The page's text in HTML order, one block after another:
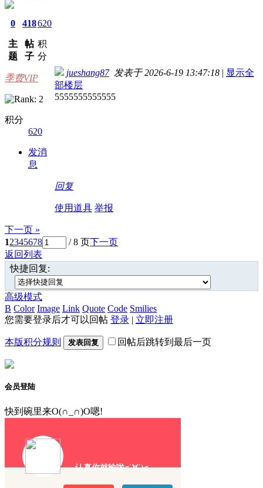
0
主
题
418
帖
子
620
积
分
季费VIP
积分
620
发消
息
jueshang87发表于 2026-6-19 13:47:18 | 显示全
部楼层
5555555555555
回复
使用道具 举报
下一页 »
12345678 / 8 页下一页
返回列表
快捷回复:
高级模式
B Color Image Link Quote Code Smilies
您需要登录后才可以回帖 登录 | 立即注册
本版积分规则 发表回复 回帖后跳转到最后一页
会员登陆
快到碗里来O(∩_∩)O嗯!
认真你就输啦σ`∀´)σ